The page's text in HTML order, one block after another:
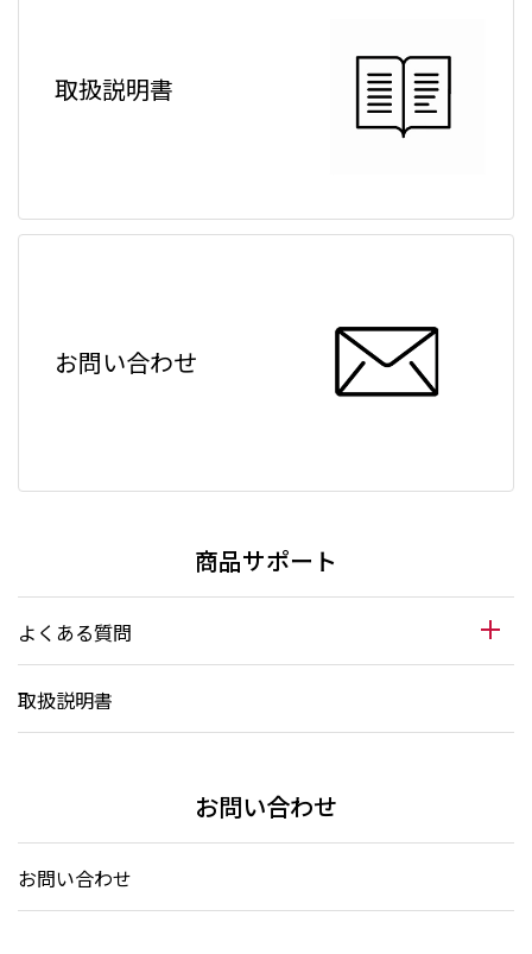
取扱説明書
お問い合わせ
商品サポート
よくある質問
取扱説明書
お問い合わせ
お問い合わせ